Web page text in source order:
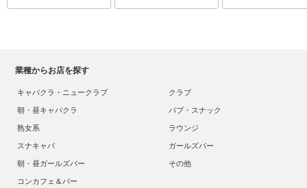
業種からお店を探す
キャバクラ・ニュークラブ
クラブ
朝・昼キャバクラ
パブ・スナック
熟女系
ラウンジ
スナキャバ
ガールズバー
朝・昼ガールズバー
その他
コンカフェ＆バー